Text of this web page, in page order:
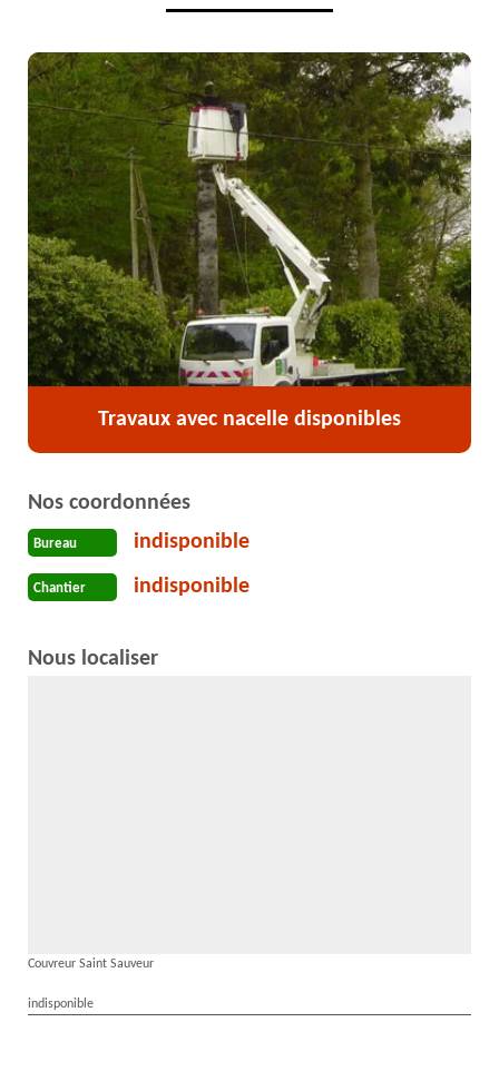
Travaux avec nacelle disponibles
Nos coordonnées
Bureau indisponible
Chantier indisponible
Nous localiser
Couvreur Saint Sauveur
indisponible